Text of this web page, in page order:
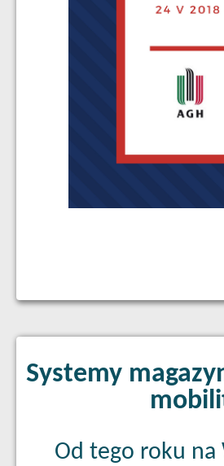
Systemy
Od tego roku na